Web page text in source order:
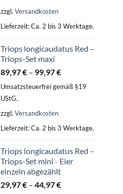
zzgl. Versandkosten
Lieferzeit:Ca. 2 bis 3 Werktage.
Triops longicaudatus Red –
Triops-Set maxi
89,97€ – 99,97€
Umsatzsteuerfrei gemäß §19
UStG.
zzgl. Versandkosten
Lieferzeit:Ca. 2 bis 3 Werktage.
Triops longicaudatus Red –
Triops-Set mini - Eier
einzeln abgezählt
29,97€ – 44,97€